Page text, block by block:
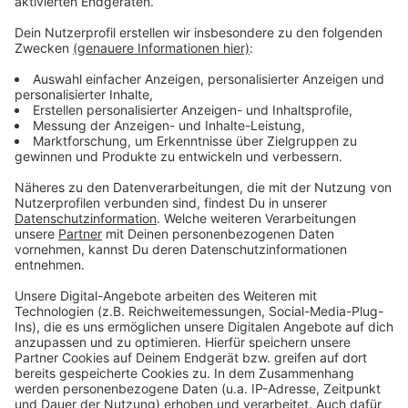
Es gibt diese Dinge im Leben, die können uns zur
Weißglut treiben. Bahnstreiks. Plötzlicher Schneefall.
Autofahren können. Menschen, die seltsame Wörter
benutzen. Wo andere sich vor Verzweiflung das
Gesicht bis zum Bauchnabel ziehen oder ihren Kopf
gegen die Wand hauen wollen, geht in eben diesem
zwischen wirren Gedanken und scharfer
Alltagsbeobachtung. Ein bisschen ausgeflippt,
meistens bunt und nie ganz ernst gemeint.